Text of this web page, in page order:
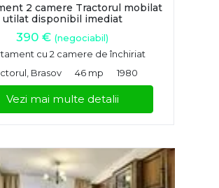
2 camere Tractorul mobilat
utilat disponibil imediat
390 € (negociabil)
cu 2 camere de închiriat
Brasov
46 mp 1980
Vezi mai multe detalii